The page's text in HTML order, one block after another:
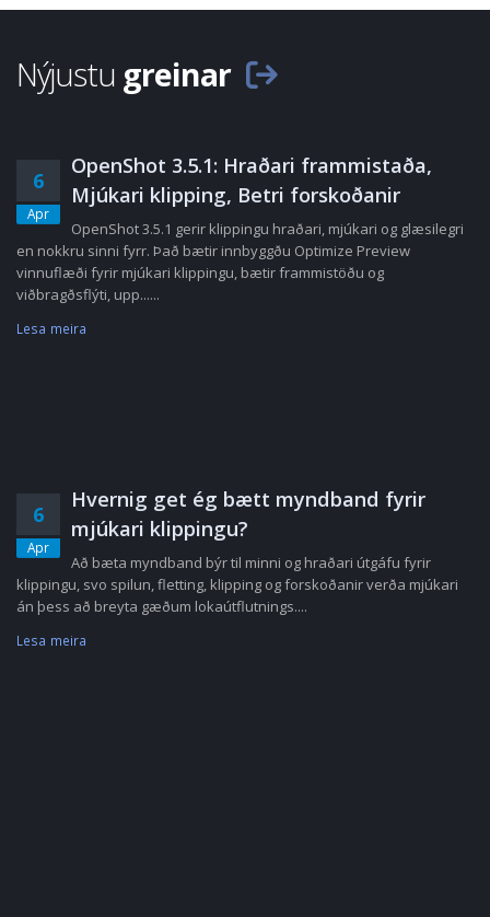
Nýjustu greinar
6
Apr
OpenShot 3.5.1: Hraðari frammistaða,
Mjúkari klipping, Betri forskoðanir
OpenShot 3.5.1 gerir klippingu hraðari, mjúkari og glæsilegri
en nokkru sinni fyrr. Það bætir innbyggðu Optimize Preview
vinnuflæði fyrir mjúkari klippingu, bætir frammistöðu og
viðbragðsflýti, upp......
Lesa meira
6
Apr
Hvernig get ég bætt myndband fyrir
mjúkari klippingu?
Að bæta myndband býr til minni og hraðari útgáfu fyrir
klippingu, svo spilun, fletting, klipping og forskoðanir verða mjúkari
án þess að breyta gæðum lokaútflutnings....
Lesa meira